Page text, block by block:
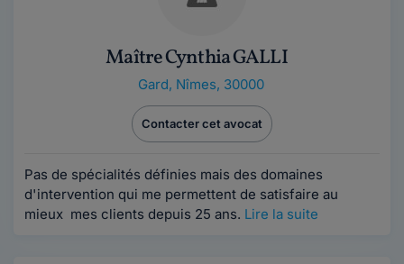
Maître Cynthia GALLI
Gard, Nîmes, 30000
Contacter cet avocat
Pas de spécialités définies mais des domaines
d'intervention qui me permettent de satisfaire au
mieux mes clients depuis 25 ans. Lire la suite